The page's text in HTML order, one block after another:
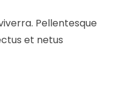
Pellentesque
et netus